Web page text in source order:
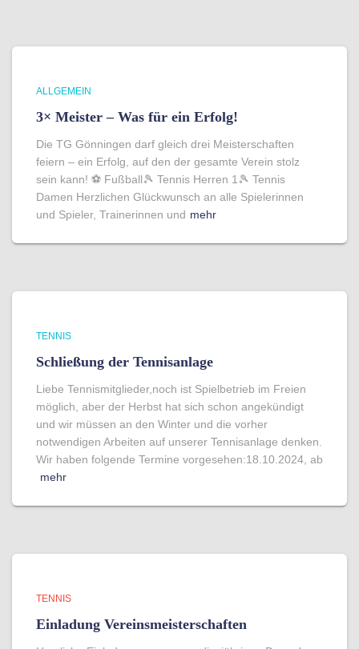
ALLGEMEIN
3× Meister – Was für ein Erfolg!
Die TG Gönningen darf gleich drei Meisterschaften
feiern – ein Erfolg, auf den der gesamte Verein stolz
sein kann! ⚽ Fußball🎾 Tennis Herren 1🎾 Tennis
Damen Herzlichen Glückwunsch an alle Spielerinnen
und Spieler, Trainerinnen und mehr
TENNIS
Schließung der Tennisanlage
Liebe Tennismitglieder,noch ist Spielbetrieb im Freien
möglich, aber der Herbst hat sich schon angekündigt
und wir müssen an den Winter und die vorher
notwendigen Arbeiten auf unserer Tennisanlage denken.
Wir haben folgende Termine vorgesehen:18.10.2024, ab
mehr
TENNIS
Einladung Vereinsmeisterschaften